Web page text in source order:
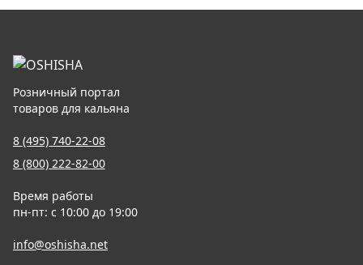
Розничный портал
товаров для кальяна
8 (495) 740-22-08
8 (800) 222-82-00
Время работы
пн-пт: с 10:00 до 19:00
info@oshisha.net